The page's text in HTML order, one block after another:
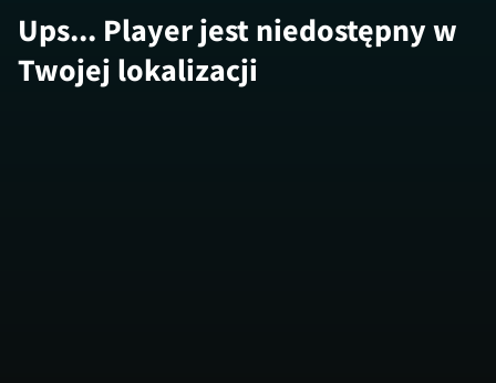
Ups... Player jest niedostępny w
Twojej lokalizacji